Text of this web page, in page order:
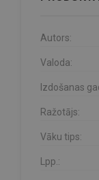
Autors:
Valoda:
Izdošanas
Ražotājs:
Vāku tips:
Lpp.: